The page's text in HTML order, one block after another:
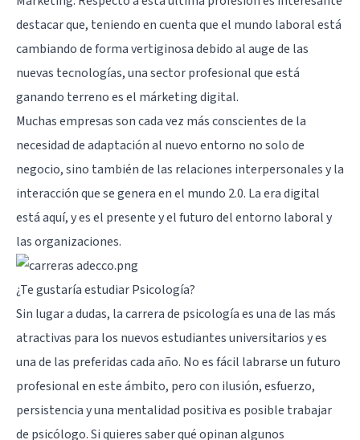
destacar que, teniendo en cuenta que el mundo laboral está
cambiando de forma vertiginosa debido al auge de las
nuevas tecnologías, una sector profesional que está
ganando terreno es el márketing digital.
Muchas empresas son cada vez más conscientes de la
necesidad de adaptación al nuevo entorno no solo de
negocio, sino también de las relaciones interpersonales y la
interacción que se genera en el mundo 2.0. La era digital
está aquí, y es el presente y el futuro del entorno laboral y
las organizaciones.
¿Te gustaría estudiar Psicología?
Sin lugar a dudas, la carrera de psicología es una de las más
atractivas para los nuevos estudiantes universitarios y es
una de las preferidas cada año. No es fácil labrarse un futuro
profesional en este ámbito, pero con ilusión, esfuerzo,
persistencia y una mentalidad positiva es posible trabajar
de psicólogo. Si quieres saber qué opinan algunos